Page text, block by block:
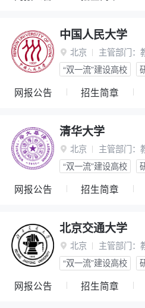
中国人民大学
 北京 主管部门：
“双一流”建设高校
网报公告 招生简章
清华大学
 北京 主管部门：
“双一流”建设高校
网报公告 招生简章
北京交通大学
 北京 主管部门：
“双一流”建设高校
网报公告 招生简章